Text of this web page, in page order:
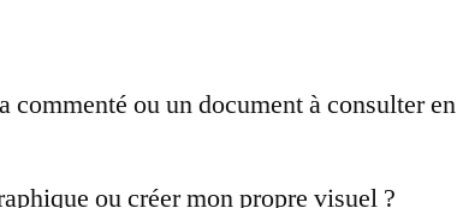
commenté ou un document à consulter en
ou créer mon propre visuel ?